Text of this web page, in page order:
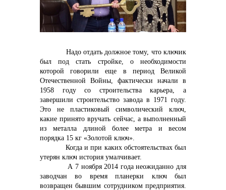
Контакты
+7 (423) 234 50 50
info@vostokcement.ru
Надо отдать должное тому, что ключик
был под стать стройке, о необходимости
которой говорили еще в период Великой
Отечественной Войны, фактически начали в
1958 году со строительства карьера, а
завершили строительство завода в 1971 году.
Это не пластиковый символический ключ,
какие принято вручать сейчас, а выполненный
из металла длиной более метра и весом
порядка 15 кг «Золотой ключ».
Когда и при каких обстоятельствах был
утерян ключ история умалчивает.
А 7 ноября 2014 года неожиданно для
заводчан во время планерки ключ был
возвращен бывшим сотрудником предприятия.